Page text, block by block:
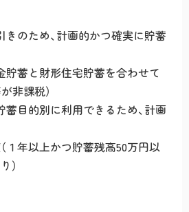
きのため、計画的かつ確実に貯蓄
貯蓄と財形住宅貯蓄を合わせて
非課税）
蓄目的別に利用できるため、計画
（１年以上かつ貯蓄残高50万円以
）